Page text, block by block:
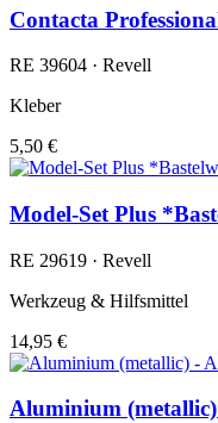
Contacta
RE 39604 · Revell
Kleber
5,50 €
Model-Set Plus
RE 29619 · Revell
Werkzeug & Hilfsmittel
14,95 €
Aluminium